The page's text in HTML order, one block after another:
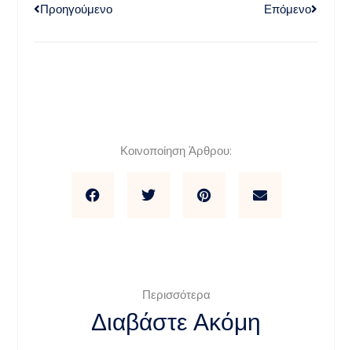
Προηγούμενο Επόμενο
Κοινοποίηση Άρθρου:
Περισσότερα
Διαβάστε Ακόμη